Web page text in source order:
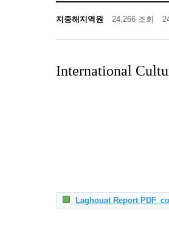
지중해지역원 24,266 조회
International
Laghouat Report